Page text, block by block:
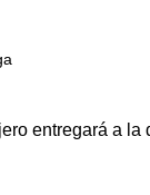
entregará a la